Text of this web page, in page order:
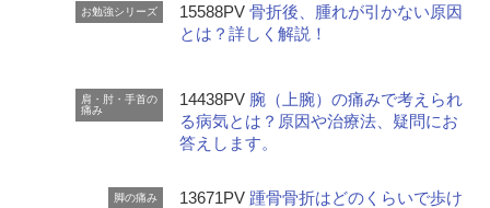
お勉強シリーズ 15588PV骨折後、腫れが引かない原因
とは？詳しく解説！
肩・肘・手首の
痛み
14438PV 腕（上腕）の痛みで考えられ
る病気とは？原因や治療法、疑問にお
答えします。
脚の痛み 13671PV 踵骨骨折はどのくらいで歩け